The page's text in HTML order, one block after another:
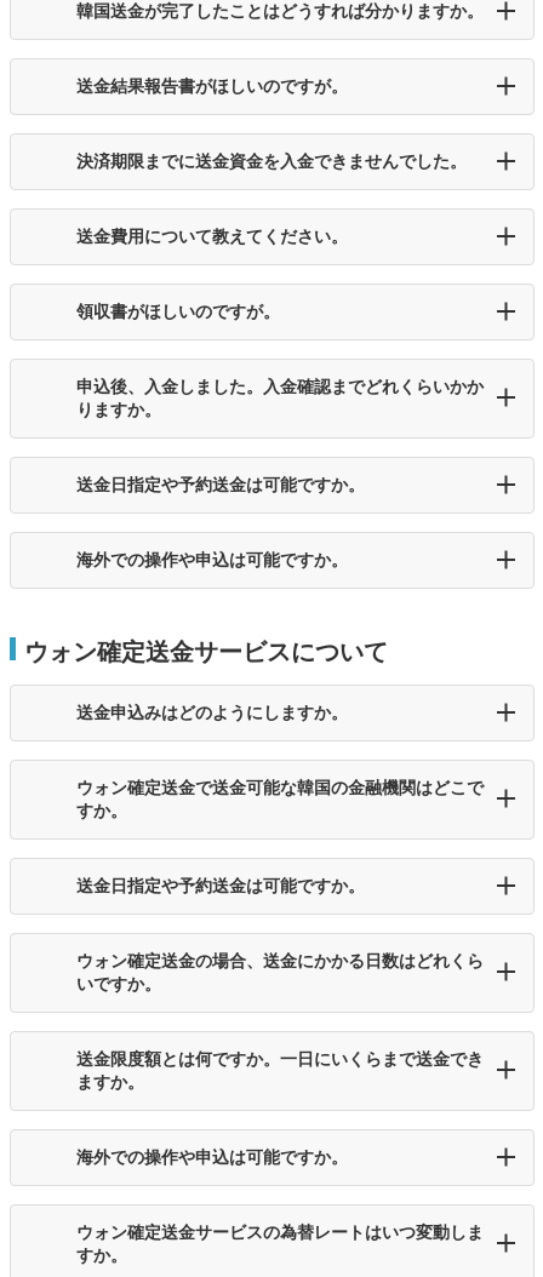
韓国送金が完了したことはどうすれば分かりますか。
送金結果報告書がほしいのですが。
決済期限までに送金資金を入金できませんでした。
送金費用について教えてください。
領収書がほしいのですが。
申込後、入金しました。入金確認までどれくらいかか
りますか。
送金日指定や予約送金は可能ですか。
海外での操作や申込は可能ですか。
ウォン確定送金サービスについて
送金申込みはどのようにしますか。
ウォン確定送金で送金可能な韓国の金融機関はどこで
すか。
送金日指定や予約送金は可能ですか。
ウォン確定送金の場合、送金にかかる日数はどれくら
いですか。
送金限度額とは何ですか。一日にいくらまで送金でき
ますか。
海外での操作や申込は可能ですか。
ウォン確定送金サービスの為替レートはいつ変動しま
すか。